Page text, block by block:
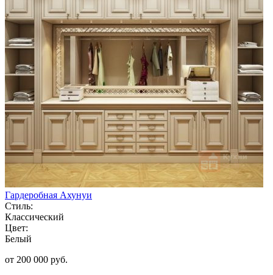
Гардеробная Ахунуи
Стиль:
Классический
Цвет:
Белый
от 200 000 руб.